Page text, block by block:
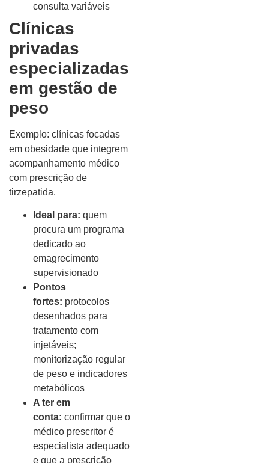
consulta variáveis
Clínicas
privadas
especializadas
em gestão de
peso
Exemplo: clínicas focadas
em obesidade que integrem
acompanhamento médico
com prescrição de
tirzepatida.
Ideal para: quem
procura um programa
dedicado ao
emagrecimento
supervisionado
Pontos
fortes: protocolos
desenhados para
tratamento com
injetáveis;
monitorização regular
de peso e indicadores
metabólicos
A ter em
conta: confirmar que o
médico prescritor é
especialista adequado
e que a prescrição